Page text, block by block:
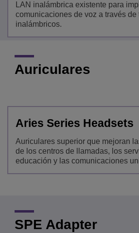
LAN inalámbrica existente para
comunicaciones de voz a través de
inalámbricos.
Auriculares
Aries Series Headsets
Auriculares superior que mejoran
de los centros de llamadas, los
educación y las comunicaciones
SPE Adapter